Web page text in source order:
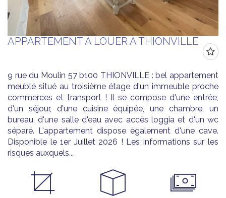
APPARTEMENT À LOUER À THIONVILLE
9 rue du Moulin 57 b100 THIONVILLE : bel appartement
meublé situé au troisième étage d'un immeuble proche
commerces et transport ! Il se compose d'une entrée,
d'un séjour, d'une cuisine équipée, une chambre, un
bureau, d'une salle d'eau avec accès loggia et d'un wc
séparé. L'appartement dispose également d'une cave.
Disponible le 1er Juillet 2026 ! Les informations sur les
risques auxquels...